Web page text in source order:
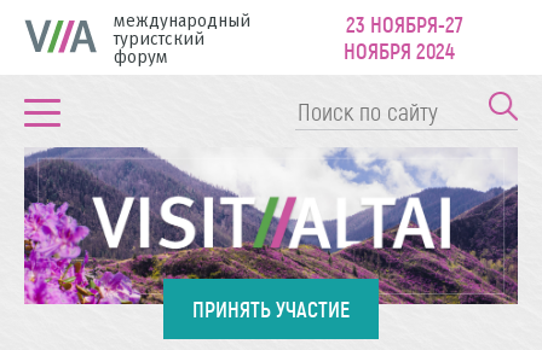
международный
туристский
форум
23 НОЯБРЯ-27
НОЯБРЯ 2024
ПРИНЯТЬ УЧАСТИЕ